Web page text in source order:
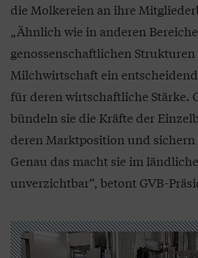
die Molkereien an ihre
„Ähnlich wie in anderen
genossenschaftlichen
Milchwirtschaft ein
für deren wirtschaftliche Stärke.
bündeln sie die Kräfte der
deren Marktposition und sichern
Genau das macht sie im
unverzichtbar“, betont GVB-